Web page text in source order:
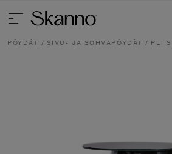
PÖYDÄT / SIVU- JA SOHVAPÖYDÄT / PLI